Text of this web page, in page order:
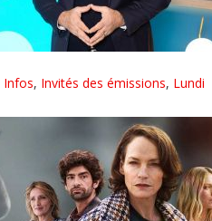
Infos, Invités des émissions, Lundi